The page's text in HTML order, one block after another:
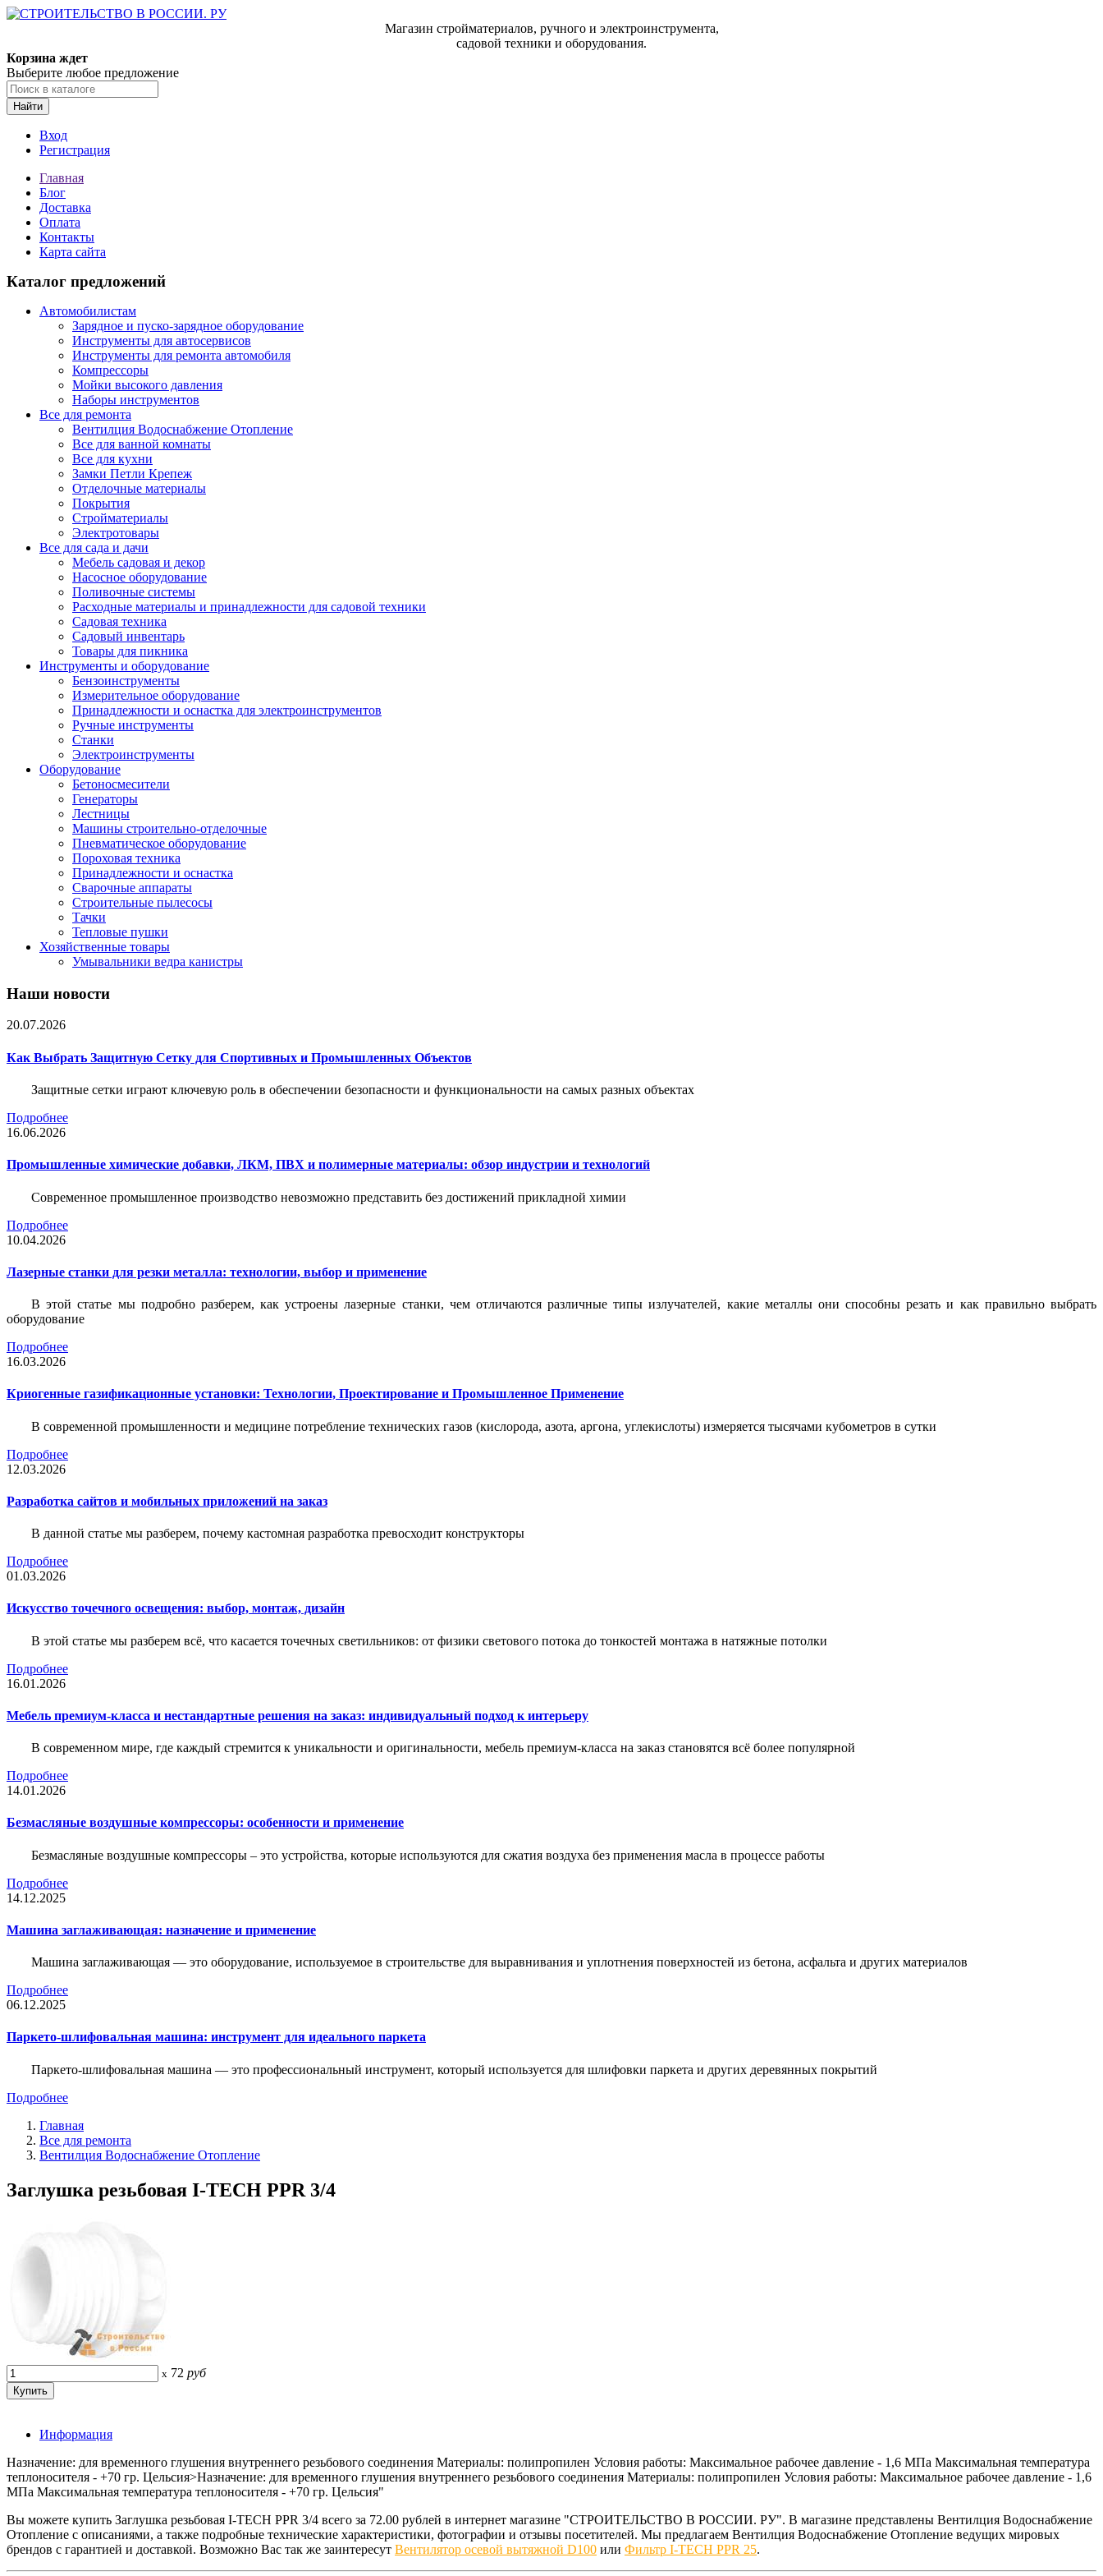
Магазин стройматериалов, ручного и электроинструмента,
садовой техники и оборудования.
Корзина ждет
Выберите любое предложение
Найти
Вход
Регистрация
Главная
Блог
Доставка
Оплата
Контакты
Карта сайта
Каталог предложений
Автомобилистам
Зарядное и пуско-зарядное оборудование
Инструменты для автосервисов
Инструменты для ремонта автомобиля
Компрессоры
Мойки высокого давления
Наборы инструментов
Все для ремонта
Вентилция Водоснабжение Отопление
Все для ванной комнаты
Все для кухни
Замки Петли Крепеж
Отделочные материалы
Покрытия
Стройматериалы
Электротовары
Все для сада и дачи
Мебель садовая и декор
Насосное оборудование
Поливочные системы
Расходные материалы и принадлежности для садовой техники
Садовая техника
Садовый инвентарь
Товары для пикника
Инструменты и оборудование
Бензоинструменты
Измерительное оборудование
Принадлежности и оснастка для электроинструментов
Ручные инструменты
Станки
Электроинструменты
Оборудование
Бетоносмесители
Генераторы
Лестницы
Машины строительно-отделочные
Пневматическое оборудование
Пороховая техника
Принадлежности и оснастка
Сварочные аппараты
Строительные пылесосы
Тачки
Тепловые пушки
Хозяйственные товары
Умывальники ведра канистры
Наши новости
20.07.2026
Как Выбрать Защитную Сетку для Спортивных и Промышленных Объектов
Защитные сетки играют ключевую роль в обеспечении безопасности и функциональности на самых разных объектах
Подробнее
16.06.2026
Промышленные химические добавки, ЛКМ, ПВХ и полимерные материалы: обзор индустрии и технологий
Современное промышленное производство невозможно представить без достижений прикладной химии
Подробнее
10.04.2026
Лазерные станки для резки металла: технологии, выбор и применение
В этой статье мы подробно разберем, как устроены лазерные станки, чем отличаются различные типы излучателей, какие металлы они способны резать и как правильно выбрать
оборудование
Подробнее
16.03.2026
Криогенные газификационные установки: Технологии, Проектирование и Промышленное Применение
В современной промышленности и медицине потребление технических газов (кислорода, азота, аргона, углекислоты) измеряется тысячами кубометров в сутки
Подробнее
12.03.2026
Разработка сайтов и мобильных приложений на заказ
В данной статье мы разберем, почему кастомная разработка превосходит конструкторы
Подробнее
01.03.2026
Искусство точечного освещения: выбор, монтаж, дизайн
В этой статье мы разберем всё, что касается точечных светильников: от физики светового потока до тонкостей монтажа в натяжные потолки
Подробнее
16.01.2026
Мебель премиум-класса и нестандартные решения на заказ: индивидуальный подход к интерьеру
В современном мире, где каждый стремится к уникальности и оригинальности, мебель премиум-класса на заказ становятся всё более популярной
Подробнее
14.01.2026
Безмасляные воздушные компрессоры: особенности и применение
Безмасляные воздушные компрессоры – это устройства, которые используются для сжатия воздуха без применения масла в процессе работы
Подробнее
14.12.2025
Машина заглаживающая: назначение и применение
Машина заглаживающая — это оборудование, используемое в строительстве для выравнивания и уплотнения поверхностей из бетона, асфальта и других материалов
Подробнее
06.12.2025
Паркето-шлифовальная машина: инструмент для идеального паркета
Паркето-шлифовальная машина — это профессиональный инструмент, который используется для шлифовки паркета и других деревянных покрытий
Подробнее
Главная
Все для ремонта
Вентилция Водоснабжение Отопление
Заглушка резьбовая I-TECH PPR 3/4
x 72 руб
Информация
Назначение: для временного глушения внутреннего резьбового соединения Материалы: полипропилен Условия работы: Максимальное рабочее давление - 1,6 МПа Максимальная температура
теплоносителя - +70 гр. Цельсия>Назначение: для временного глушения внутреннего резьбового соединения Материалы: полипропилен Условия работы: Максимальное рабочее давление - 1,6
МПа Максимальная температура теплоносителя - +70 гр. Цельсия"
Вы можете купить Заглушка резьбовая I-TECH PPR 3/4 всего за 72.00 рублей в интернет магазине "СТРОИТЕЛЬСТВО В РОССИИ. РУ". В магазине представлены Вентилция Водоснабжение
Отопление с описаниями, а также подробные технические характеристики, фотографии и отзывы посетителей. Мы предлагаем Вентилция Водоснабжение Отопление ведущих мировых
брендов с гарантией и доставкой. Возможно Вас так же заинтересут Вентилятор осевой вытяжной D100 или Фильтр I-TECH PPR 25.